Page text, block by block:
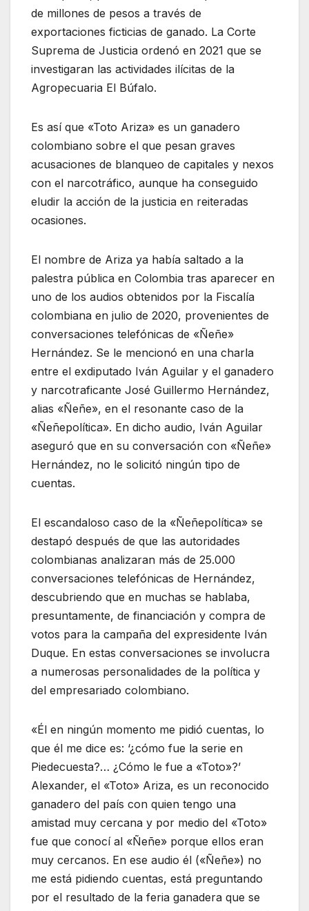
de millones de pesos a través de
exportaciones ficticias de ganado. La Corte
Suprema de Justicia ordenó en 2021 que se
investigaran las actividades ilícitas de la
Agropecuaria El Búfalo.
Es así que «Toto Ariza» es un ganadero
colombiano sobre el que pesan graves
acusaciones de blanqueo de capitales y nexos
con el narcotráfico, aunque ha conseguido
eludir la acción de la justicia en reiteradas
ocasiones.
El nombre de Ariza ya había saltado a la
palestra pública en Colombia tras aparecer en
uno de los audios obtenidos por la Fiscalía
colombiana en julio de 2020, provenientes de
conversaciones telefónicas de «Ñeñe»
Hernández. Se le mencionó en una charla
entre el exdiputado Iván Aguilar y el ganadero
y narcotraficante José Guillermo Hernández,
alias «Ñeñe», en el resonante caso de la
«Ñeñepolítica». En dicho audio, Iván Aguilar
aseguró que en su conversación con «Ñeñe»
Hernández, no le solicitó ningún tipo de
cuentas.
El escandaloso caso de la «Ñeñepolítica» se
destapó después de que las autoridades
colombianas analizaran más de 25.000
conversaciones telefónicas de Hernández,
descubriendo que en muchas se hablaba,
presuntamente, de financiación y compra de
votos para la campaña del expresidente Iván
Duque. En estas conversaciones se involucra
a numerosas personalidades de la política y
del empresariado colombiano.
«Él en ningún momento me pidió cuentas, lo
que él me dice es: ‘¿cómo fue la serie en
Piedecuesta?… ¿Cómo le fue a «Toto»?’
Alexander, el «Toto» Ariza, es un reconocido
ganadero del país con quien tengo una
amistad muy cercana y por medio del «Toto»
fue que conocí al «Ñeñe» porque ellos eran
muy cercanos. En ese audio él («Ñeñe») no
me está pidiendo cuentas, está preguntando
por el resultado de la feria ganadera que se